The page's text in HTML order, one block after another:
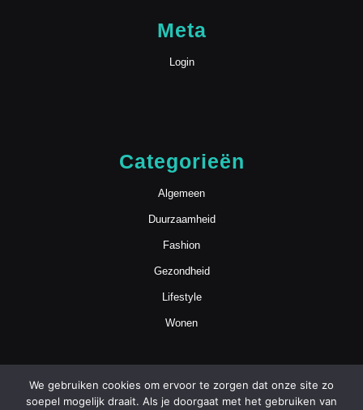
Meta
Login
Categorieën
Algemeen
Duurzaamheid
Fashion
Gezondheid
Lifestyle
Wonen
We gebruiken cookies om ervoor te zorgen dat onze site zo
soepel mogelijk draait. Als je doorgaat met het gebruiken van